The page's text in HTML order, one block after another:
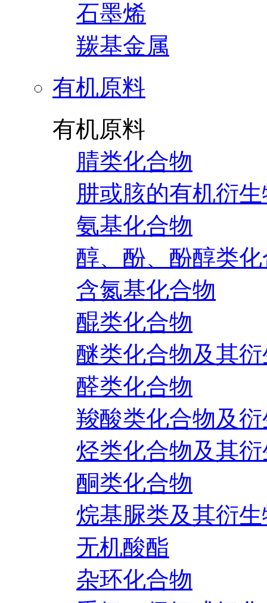
石墨烯
羰基金属
有机原料
有机原料
腈类化合物
肼或胲的有机衍
氨基化合物
醇、酚、酚醇类
含氮基化合物
醌类化合物
醚类化合物及其
醛类化合物
羧酸类化合物及
烃类化合物及其
酮类化合物
烷基脲类及其衍
无机酸酯
杂环化合物